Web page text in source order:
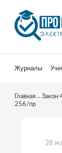
Журналы
Главная→Закон
256/пр
28